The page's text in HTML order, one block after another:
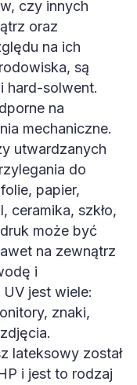
czy innych
oraz
na ich
są
hard-solwent.
na
mechaniczne.
utwardzanych
do
papier,
ceramika, szkło,
może być
na zewnątrz
i
jest wiele:
znaki,
lateksowy został
i jest to rodzaj